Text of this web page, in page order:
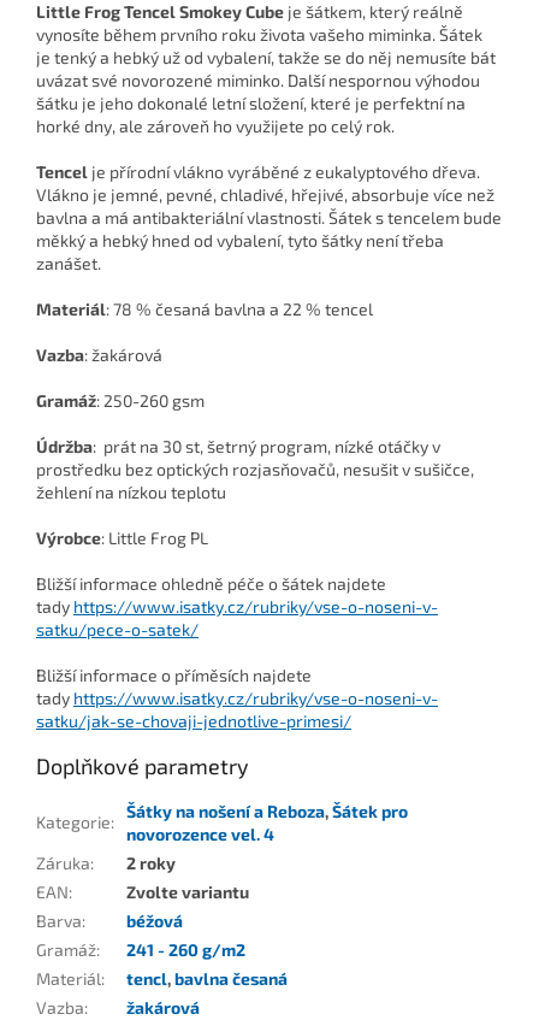
Little Frog Tencel Smokey Cube je šátkem, který reálně
vynosíte během prvního roku života vašeho miminka. Šátek
je tenký a hebký už od vybalení, takže se do něj nemusíte bát
uvázat své novorozené miminko. Další nespornou výhodou
šátku je jeho dokonalé letní složení, které je perfektní na
horké dny, ale zároveň ho využijete po celý rok.
Tencel je přírodní vlákno vyráběné z eukalyptového dřeva.
Vlákno je jemné, pevné, chladivé, hřejivé, absorbuje více než
bavlna a má antibakteriální vlastnosti. Šátek s tencelem bude
měkký a hebký hned od vybalení, tyto šátky není třeba
zanášet.
Materiál: 78 % česaná bavlna a 22 % tencel
Vazba: žakárová
Gramáž: 250-260 gsm
Údržba: prát na 30 st, šetrný program, nízké otáčky v
prostředku bez optických rozjasňovačů, nesušit v sušičce,
žehlení na nízkou teplotu
Výrobce: Little Frog PL
Bližší informace ohledně péče o šátek najdete
tady https://www.isatky.cz/rubriky/vse-o-noseni-v-
satku/pece-o-satek/
Bližší informace o příměsích najdete
tady https://www.isatky.cz/rubriky/vse-o-noseni-v-
satku/jak-se-chovaji-jednotlive-primesi/
Doplňkové parametry
Kategorie:
Šátky na nošení a Reboza,Šátek pro
novorozence vel. 4
Záruka:
2 roky
EAN:
Zvolte variantu
Barva:
béžová
Gramáž:
241 - 260 g/m2
Materiál: tencl,bavlna česaná
Vazba:
žakárová